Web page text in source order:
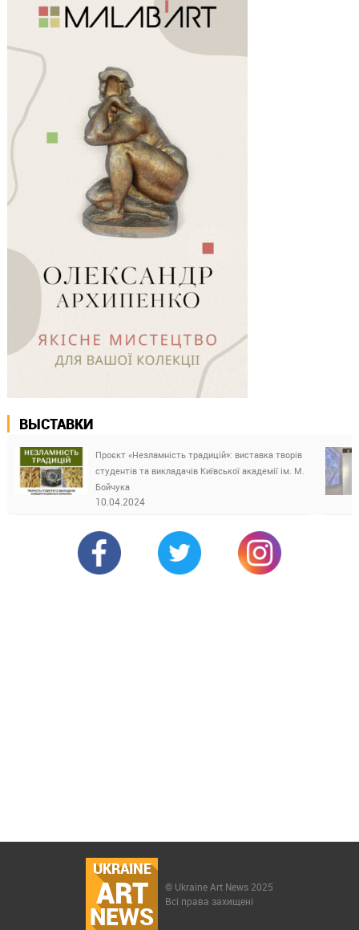
ВЫСТАВКИ
Проєкт «Незламність традицій»: виставка творів
студентів та викладачів Київської академії ім. М.
Бойчука
10.04.2024
UKRAINE
ART
NEWS
© Ukraine Art News 2025
Всі права захищені